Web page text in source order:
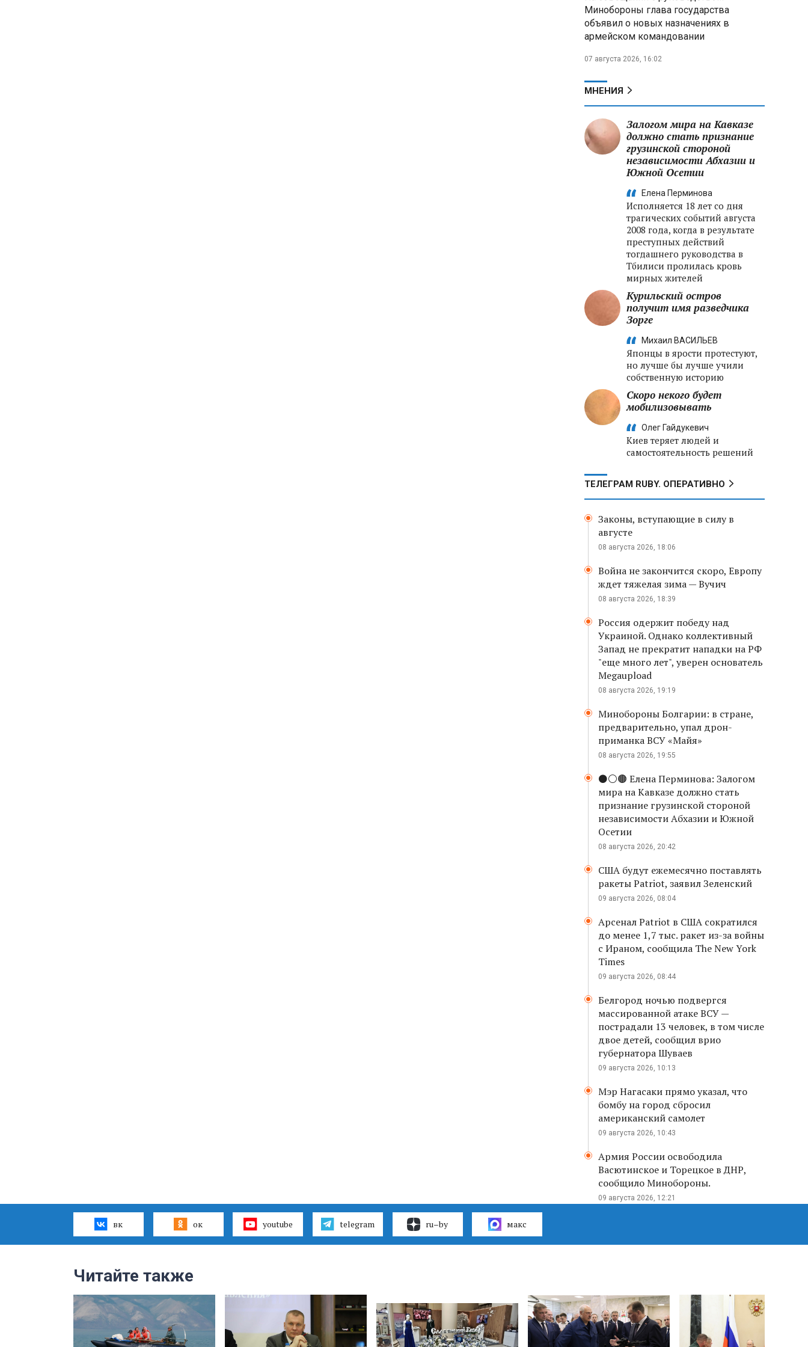
Минобороны РФ: при
освобождении Анискино ВСУ
понесли большие потери, часть
военных сдалась в плен
Александр Лукашенко:
скупают пустующие дома в
Минобороны глава государства
объявил о новых назначениях в
армейском командовании
07 августа 2026, 16:02
МНЕНИЯ
Залогом мира на Кавказе
должно стать признание
грузинской стороной
независимости Абхазии и
Южной Осетии
Елена Перминова
Исполняется 18 лет со дня
трагических событий августа
2008 года, когда в результате
преступных действий
тогдашнего руководства в
Тбилиси пролилась кровь
мирных жителей
Курильский остров
получит имя разведчика
Зорге
Михаил ВАСИЛЬЕВ
Японцы в ярости протестуют,
но лучше бы лучше учили
собственную историю
Скоро некого будет
мобилизовывать
Олег Гайдукевич
Киев теряет людей и
самостоятельность решений
ТЕЛЕГРАМ RUBY. ОПЕРАТИВНО
Законы, вступающие в силу в
августе
08 августа 2026, 18:06
Война не закончится скоро, Европу
ждет тяжелая зима — Вучич
08 августа 2026, 18:39
Россия одержит победу над
Украиной. Однако коллективный
Запад не прекратит нападки на РФ
"еще много лет", уверен основатель
Megaupload
08 августа 2026, 19:19
Минобороны Болгарии: в стране,
предварительно, упал дрон-
приманка ВСУ «Майя»
08 августа 2026, 19:55
⚫️⚪️🟤 Елена Перминова: Залогом
мира на Кавказе должно стать
признание грузинской стороной
независимости Абхазии и Южной
Осетии
08 августа 2026, 20:42
США будут ежемесячно поставлять
ракеты Patriot, заявил Зеленский
09 августа 2026, 08:04
Арсенал Patriot в США сократился
до менее 1,7 тыс. ракет из-за войны
с Ираном, сообщила The New York
Times
09 августа 2026, 08:44
Белгород ночью подвергся
массированной атаке ВСУ —
пострадали 13 человек, в том числе
двое детей, сообщил врио
губернатора Шуваев
09 августа 2026, 10:13
Мэр Нагасаки прямо указал, что
бомбу на город сбросил
американский самолет
09 августа 2026, 10:43
Армия России освободила
Васютинское и Торецкое в ДНР,
сообщило Минобороны.
09 августа 2026, 12:21
вк ок youtube telegram ru–by макс
Читайте также